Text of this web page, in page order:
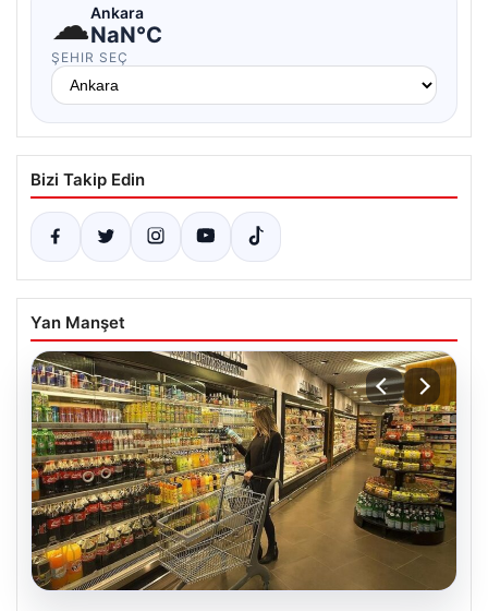
☁Ankara
NaN°C
ŞEHIR SEÇ
Bizi Takip Edin
Yan Manşet